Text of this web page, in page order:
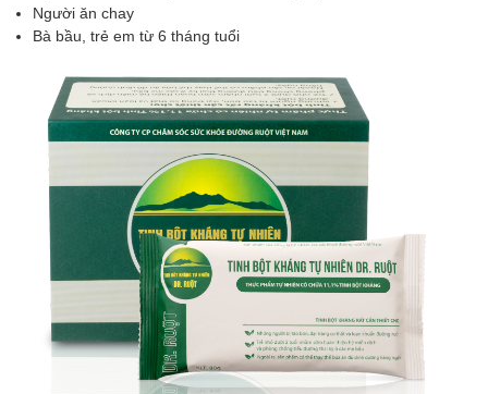
Người ăn chay
Bà bầu, trẻ em từ 6 tháng tuổi